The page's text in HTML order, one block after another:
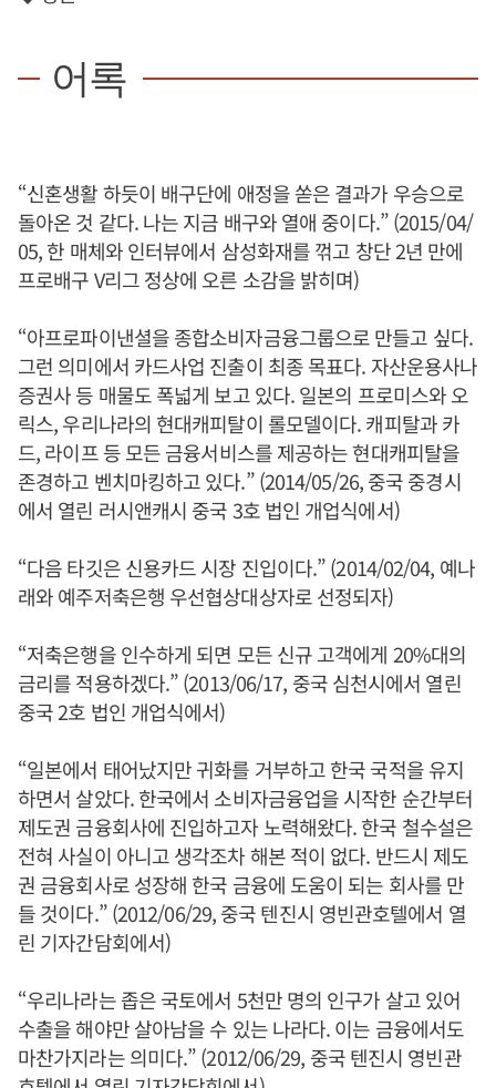
어록
“신혼생활 하듯이 배구단에 애정을 쏟은 결과가 우승으로
돌아온 것 같다. 나는 지금 배구와 열애 중이다.” (2015/04/
05, 한 매체와 인터뷰에서 삼성화재를 꺾고 창단 2년 만에
프로배구 V리그 정상에 오른 소감을 밝히며)
“아프로파이낸셜을 종합소비자금융그룹으로 만들고 싶다.
그런 의미에서 카드사업 진출이 최종 목표다. 자산운용사나
증권사 등 매물도 폭넓게 보고 있다. 일본의 프로미스와 오
릭스, 우리나라의 현대캐피탈이 롤모델이다. 캐피탈과 카
드, 라이프 등 모든 금융서비스를 제공하는 현대캐피탈을
존경하고 벤치마킹하고 있다.” (2014/05/26, 중국 중경시
에서 열린 러시앤캐시 중국 3호 법인 개업식에서)
“다음 타깃은 신용카드 시장 진입이다.” (2014/02/04, 예나
래와 예주저축은행 우선협상대상자로 선정되자)
“저축은행을 인수하게 되면 모든 신규 고객에게 20%대의
금리를 적용하겠다.” (2013/06/17, 중국 심천시에서 열린
중국 2호 법인 개업식에서)
“일본에서 태어났지만 귀화를 거부하고 한국 국적을 유지
하면서 살았다. 한국에서 소비자금융업을 시작한 순간부터
제도권 금융회사에 진입하고자 노력해왔다. 한국 철수설은
전혀 사실이 아니고 생각조차 해본 적이 없다. 반드시 제도
권 금융회사로 성장해 한국 금융에 도움이 되는 회사를 만
들 것이다.” (2012/06/29, 중국 텐진시 영빈관호텔에서 열
린 기자간담회에서)
“우리나라는 좁은 국토에서 5천만 명의 인구가 살고 있어
수출을 해야만 살아남을 수 있는 나라다. 이는 금융에서도
마찬가지라는 의미다.” (2012/06/29, 중국 텐진시 영빈관